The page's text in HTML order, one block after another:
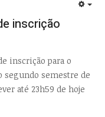
inscrição
inscrição para o
segundo semestre de
até 23h59 de hoje